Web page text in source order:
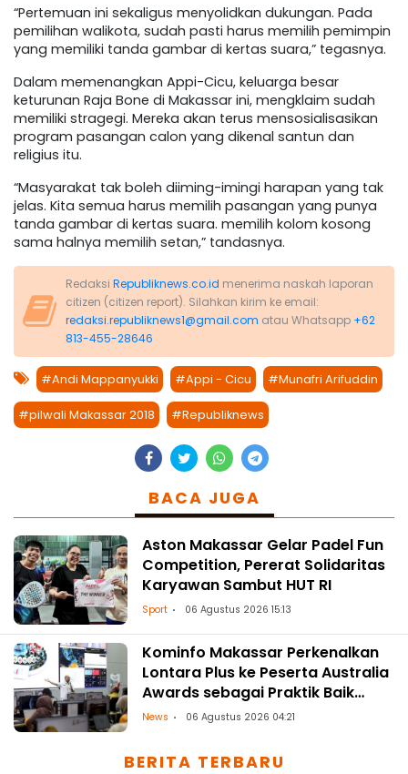
“Pertemuan ini sekaligus menyolidkan dukungan. Pada
pemilihan walikota, sudah pasti harus memilih pemimpin
yang memiliki tanda gambar di kertas suara,” tegasnya.
Dalam memenangkan Appi-Cicu, keluarga besar
keturunan Raja Bone di Makassar ini, mengklaim sudah
memiliki stragegi. Mereka akan terus mensosialisasikan
program pasangan calon yang dikenal santun dan
religius itu.
“Masyarakat tak boleh diiming-imingi harapan yang tak
jelas. Kita semua harus memilih pasangan yang punya
tanda gambar di kertas suara. memilih kolom kosong
sama halnya memilih setan,” tandasnya.
Redaksi Republiknews.co.id menerima naskah laporan
citizen (citizen report). Silahkan kirim ke email:
redaksi.republiknews1@gmail.com atau Whatsapp +62
813-455-28646
#Andi Mappanyukki #Appi - Cicu #Munafri Arifuddin
#pilwali Makassar 2018 #Republiknews
BACA JUGA
Aston Makassar Gelar Padel Fun
Competition, Pererat Solidaritas
Karyawan Sambut HUT RI
Sport 06 Agustus 2026 15:13
Kominfo Makassar Perkenalkan
Lontara Plus ke Peserta Australia
Awards sebagai Praktik Baik
Transformasi Digital
News 06 Agustus 2026 04:21
BERITA TERBARU